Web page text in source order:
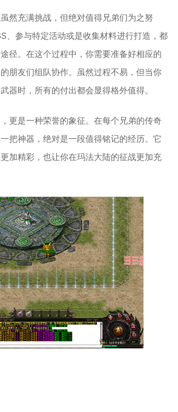
然充满挑战，但绝对值得兄弟们为之努
、参与特定活动或是收集材料进行打造，都
径。在这个过程中，你需要准备好相应的
朋友们组队协作。虽然过程不易，但当你
器时，所有的付出都会显得格外值得。
更是一种荣誉的象征。在每个兄弟的传奇
把神器，绝对是一段值得铭记的经历。它
加精彩，也让你在玛法大陆的征战更加充